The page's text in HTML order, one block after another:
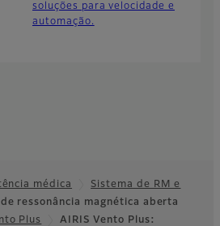
soluções para velocidade e
automação.
médica
Sistema de RM e
ressonância magnética aberta
Plus
AIRIS Vento Plus: